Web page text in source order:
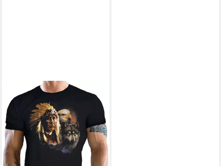
LOBO NEGRO®T-Shirt für
Western Fans: Indian Chiefs
24,95 €